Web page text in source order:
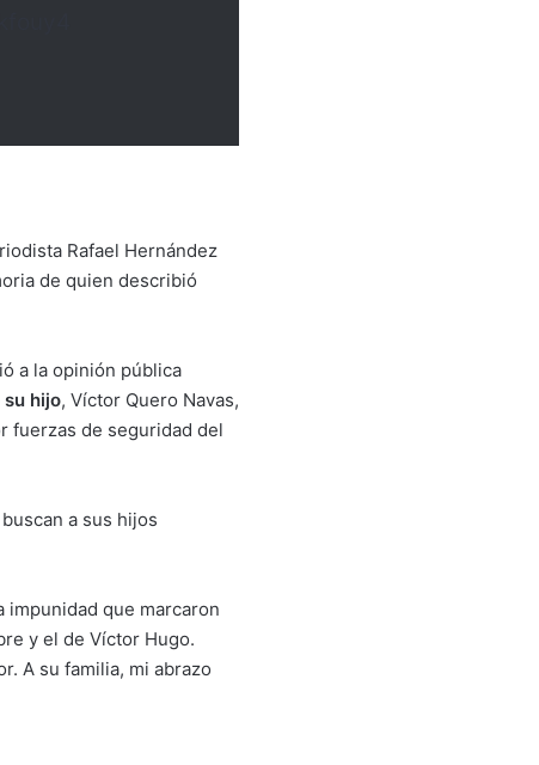
Rafael Hernández
de quien describió
a la opinión pública
hijo, Víctor Quero Navas,
fuerzas de seguridad del
a sus hijos
impunidad que marcaron
y el de Víctor Hugo.
A su familia, mi abrazo